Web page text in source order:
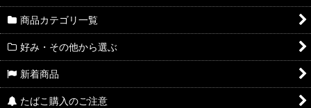
商品カテゴリ一覧
好み・その他から選ぶ
新着商品
たばこ購入のご注意